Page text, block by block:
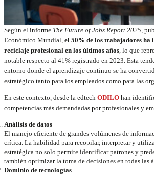
Según el informe The Future of Jobs Report 2025,
Económico Mundial, el 50% de los trabajadores
reciclaje profesional en los últimos años, lo que
notable respecto al 41% registrado en 2023. Esta
entorno donde el aprendizaje continuo se ha
estratégico tanto para los empleados como para las
En este contexto, desde la edtech ODILO han
competencias más demandadas por profesionales y
Análisis de datos
El manejo eficiente de grandes volúmenes de
crítica. La habilidad para recopilar, interpretar y
estratégica no solo permite identificar patrones y
también optimizar la toma de decisiones en todas las
Dominio de tecnologías